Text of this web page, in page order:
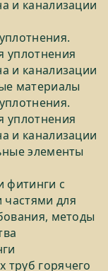
и канализации
уплотнения
и канализации
материалы
уплотнения
и канализации
элементы
фитинги с
для
методы
труб горячего